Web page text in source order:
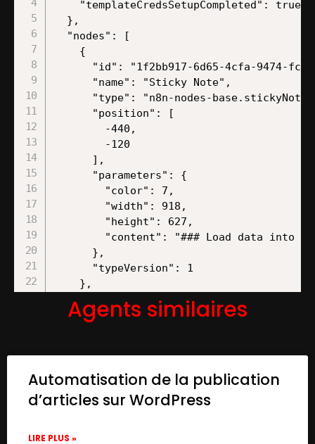
    "templateCredsSetupCompleted": true
  },
  "nodes": [
    {
"id": "1f2bb917-6d65-4cfa-9474-
      "name": "Sticky Note",
"type": "n8n-nodes-
      "position": [
        -440,
        -120
      ],
      "parameters": {
        "color": 7,
        "width": 918,
        "height": 627,
"content": "### Load data into
      },
      "typeVersion": 1
    },
"id": "eabbc944-5b62-4959-8ea4-
        740,
        -120
      ],
        "color": 7,
Agents similaires
Automatisation de la publication
d’articles sur WordPress
LIRE PLUS »